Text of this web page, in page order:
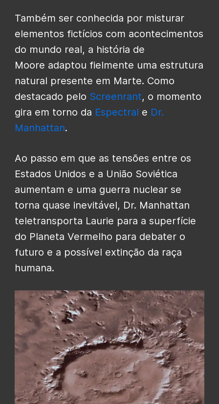
Também ser conhecida por misturar
elementos fictícios com acontecimentos
do mundo real, a história de
Moore adaptou fielmente uma estrutura
natural presente em Marte. Como
destacado pelo Screenrant, o momento
gira em torno da Espectral e Dr.
Manhattan.
Ao passo em que as tensões entre os
Estados Unidos e a União Soviética
aumentam e uma guerra nuclear se
torna quase inevitável, Dr. Manhattan
teletransporta Laurie para a superfície
do Planeta Vermelho para debater o
futuro e a possível extinção da raça
humana.